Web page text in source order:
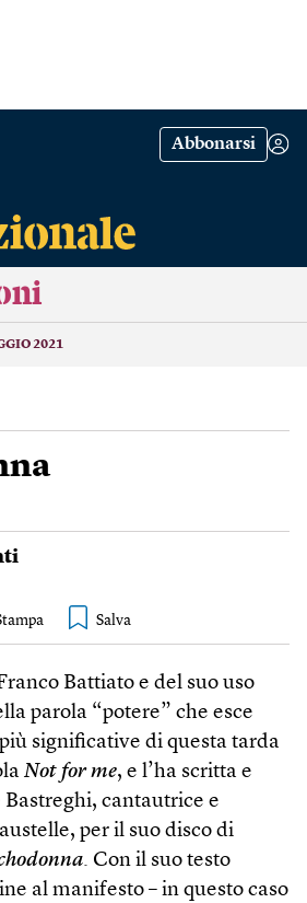
Abbonarsi
2021
Battiato e del suo uso
parola “potere” che esce
significative di questa tarda
Not for me, e l’ha scritta e
cantautrice e
per il suo disco di
. Con il suo testo
al manifesto – in questo caso